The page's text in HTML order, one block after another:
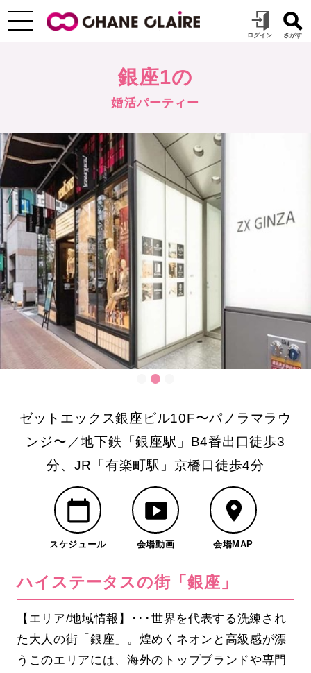
銀座1の
婚活パーティー
ゼットエックス銀座ビル10F〜パノラマラウ
ンジ〜／地下鉄「銀座駅」B4番出口徒歩3
分、JR「有楽町駅」京橋口徒歩4分
スケジュール 会場動画 会場MAP
ハイステータスの街「銀座」
【エリア/地域情報】･･･世界を代表する洗練され
た大人の街「銀座」。煌めくネオンと高級感が漂
うこのエリアには、海外のトップブランドや専門